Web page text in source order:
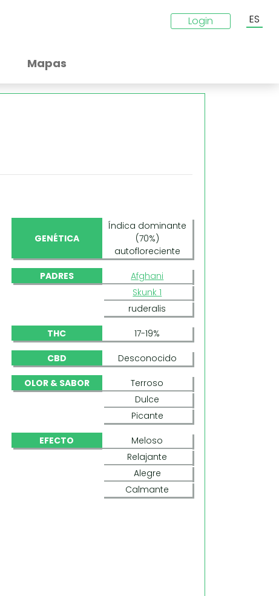
Login ES
Mapas
GENÉTICA
Índica dominante
(70%)
autofloreciente
PADRES
Afghani
Skunk 1
ruderalis
THC 17-19%
CBD Desconocido
OLOR & SABOR
Terroso
Dulce
Picante
EFECTO
Meloso
Relajante
Alegre
Calmante